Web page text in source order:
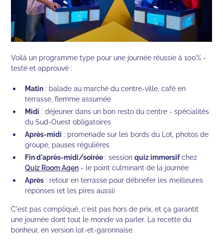
Voilà un programme type pour une journée réussie à 100% -
testé et approuvé :
Matin : balade au marché du centre-ville, café en
terrasse, flemme assumée
Midi : déjeuner dans un bon resto du centre - spécialités
du Sud-Ouest obligatoires
Après-midi : promenade sur les bords du Lot, photos de
groupe, pauses régulières
Fin d'après-midi/soirée : sessionquiz immersifchez
Quiz Room Agen - le point culminant de la journée
Après : retour en terrasse pour débriefer les meilleures
réponses (et les pires aussi)
C'est pas compliqué, c'est pas hors de prix, et ça garantit
une journée dont tout le monde va parler. La recette du
bonheur, en version lot-et-garonnaise.